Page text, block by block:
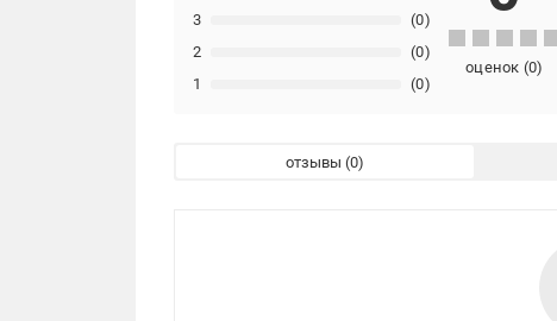
1 (0)
2 (0)
3 (0)
оценок (0)
отзывы